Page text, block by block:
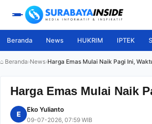
Beranda News HUKRIM IPTEK
⌂ Beranda›News›Harga Emas Mulai Naik Pagi Ini,
Harga Emas Mulai Naik
E
Eko Yulianto
09-07-2026, 07:59 WIB